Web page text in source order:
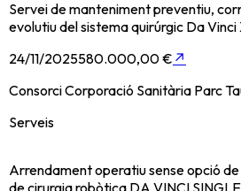
Servei de manteniment preventiu,
evolutiu del sistema quirúrgic Da Vinci
24/11/2025580.000,00 € ↗
Consorci Corporació Sanitària Parc
Serveis
Arrendament operatiu sense opció de